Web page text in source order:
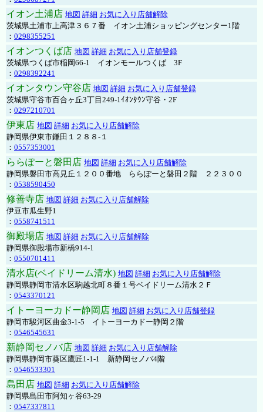
イオン土浦店 地図 詳細 お気に入り店舗解除
茨城県土浦市上高津３６７番 イオン土浦ショッピングセンター1階
： 0298355251
イオンつくば店 地図 詳細 お気に入り店舗登録
茨城県つくば市稲岡66-1 イオンモールつくば 3F
： 0298392241
イオンタウン守谷店 地図 詳細 お気に入り店舗登録
茨城県守谷市百合ヶ丘3丁目249-1ｲｵﾝﾀｳﾝ守谷・2F
： 0297210701
伊東店 地図 詳細 お気に入り店舗解除
静岡県伊東市鎌田１２８８-１
： 0557353001
ららぽーと磐田店 地図 詳細 お気に入り店舗解除
静岡県磐田市高見丘１２００番地 ららぽーと磐田２階 ２２３００
： 0538590450
修善寺店 地図 詳細 お気に入り店舗解除
伊豆市瓜生野1
： 0558741511
御殿場店 地図 詳細 お気に入り店舗解除
静岡県御殿場市新橋914-1
： 0550701411
清水店(ベイドリーム清水) 地図 詳細 お気に入り店舗解除
静岡県静岡市清水区駒越北町８番１号ベイドリーム清水２Ｆ
： 0543370121
イトーヨーカドー静岡店 地図 詳細 お気に入り店舗登録
静岡市駿河区曲金3-1-5 イトーヨーカドー静岡２階
： 0546545631
新静岡セノバ店 地図 詳細 お気に入り店舗解除
静岡県静岡市葵区鷹匠1-1-1 新静岡セノバ4階
： 0546533301
島田店 地図 詳細 お気に入り店舗解除
静岡県島田市阿知ヶ谷63-29
： 0547337811